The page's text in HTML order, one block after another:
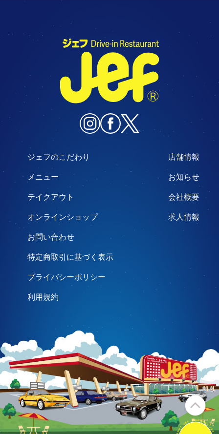
ジェフのこだわり
メニュー
テイクアウト
オンラインショップ
店舗情報
お知らせ
会社概要
求人情報
お問い合わせ
特定商取引に基づく表示
プライバシーポリシー
利用規約